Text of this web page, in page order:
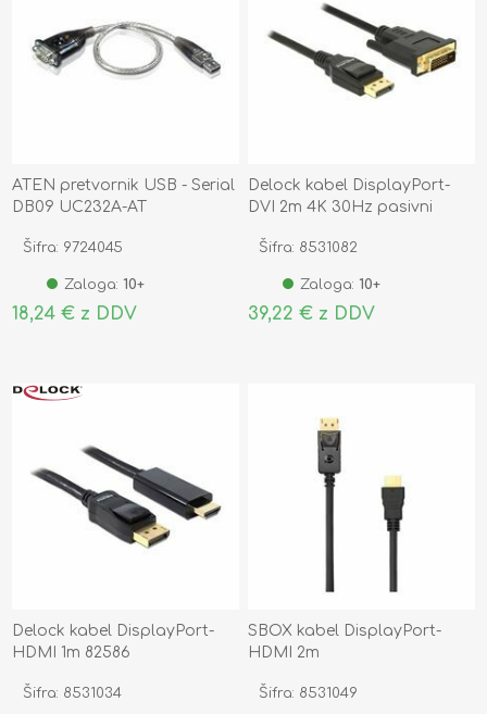
ATEN pretvornik USB - Serial
DB09 UC232A-AT
Šifra: 9724045
Zaloga: 10+
18,24 € z DDV
Delock kabel DisplayPort-
DVI 2m 4K 30Hz pasivni
Šifra: 8531082
Zaloga: 10+
39,22 € z DDV
Delock kabel DisplayPort-
HDMI 1m 82586
Šifra: 8531034
SBOX kabel DisplayPort-
HDMI 2m
Šifra: 8531049